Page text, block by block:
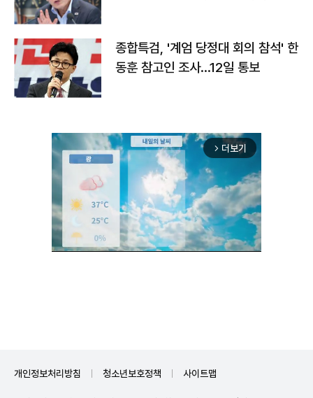
종합특검, '계엄 당정대 회의 참석' 한
동훈 참고인 조사...12일 통보
arrow_forward_ios 더보기
개인정보처리방침 청소년보호정책 사이트맵